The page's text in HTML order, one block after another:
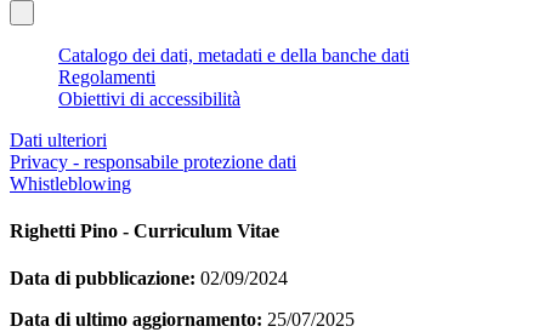
Catalogo dei dati, metadati e della banche dati
Regolamenti
Obiettivi di accessibilità
Dati ulteriori
Privacy - responsabile protezione dati
Whistleblowing
Righetti Pino - Curriculum Vitae
Data di pubblicazione: 02/09/2024
Data di ultimo aggiornamento: 25/07/2025